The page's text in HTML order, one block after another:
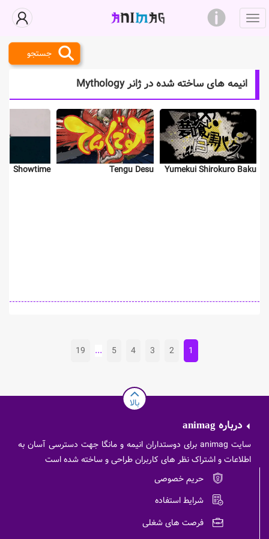
جستجو
انیمه های ساخته شده در ژانر Mythology
Yumekui Shirokuro Baku
Tengu Desu
Showtime
1
2
3
4
5
...
19
بالا
درباره animag
سایت animag برای دوستداران انیمه و مانگا جهت دسترسی آسان به
اطلاعات و اشتراک نظر های کاربران طراحی و ساخته شده است
حریم خصوصی
شرایط استفاده
فرصت های شغلی